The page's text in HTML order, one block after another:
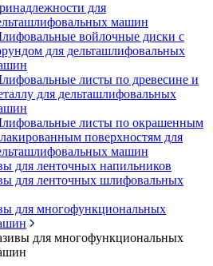
для
машин
войлочные диски с
для дельташлифовальных
листы по древесине и
для дельташлифовальных
листы по окрашенным
поверхностям для
машин
для ленточных напильников
для ленточных шлифовальных
для многофункциональных
для многофункциональных